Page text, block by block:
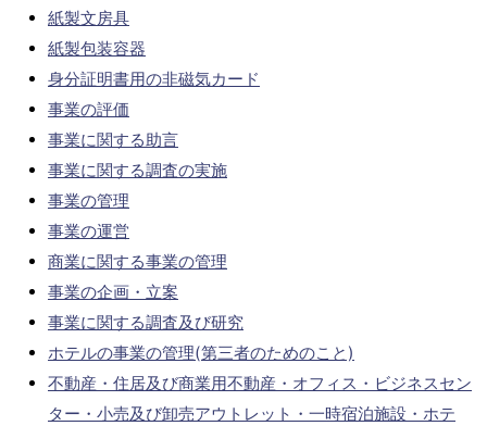
紙製文房具
紙製包装容器
身分証明書用の非磁気カード
事業の評価
事業に関する助言
事業に関する調査の実施
事業の管理
事業の運営
商業に関する事業の管理
事業の企画・立案
事業に関する調査及び研究
ホテルの事業の管理(第三者のためのこと)
不動産・住居及び商業用不動産・オフィス・ビジネスセン
ター・小売及び卸売アウトレット・一時宿泊施設・ホテ